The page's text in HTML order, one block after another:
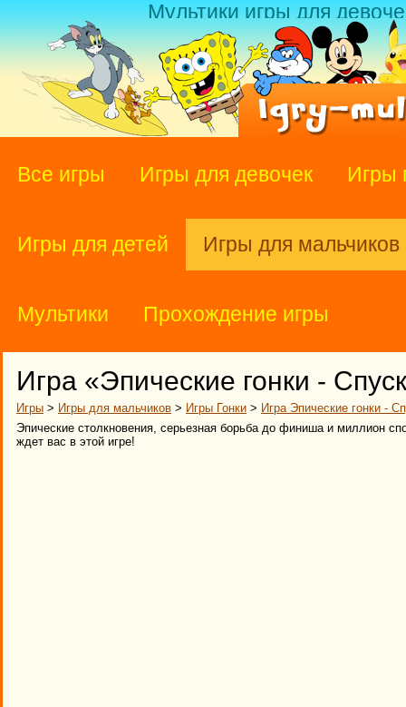
Мультики игры для
Все игры Игры для девочек Игры
Игры для детей Игры для мальчиков
Мультики Прохождение игры
Игра «Эпические гонки -
Игры > Игры для мальчиков > Игры Гонки > Игра Эпические гонки -
Эпические столкновения, серьезная борьба до финиша и миллион
ждет вас в этой игре!